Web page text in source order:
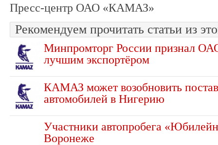
Пресс-центр ОАО «КАМАЗ»
Рекомендуем прочитать статьи из
Минпромторг России признал
лучшим экспортёром
КАМАЗ может возобновить
автомобилей в Нигерию
Участники автопробега
Воронеже